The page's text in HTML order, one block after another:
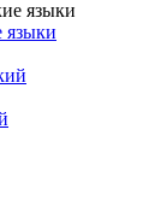
языки